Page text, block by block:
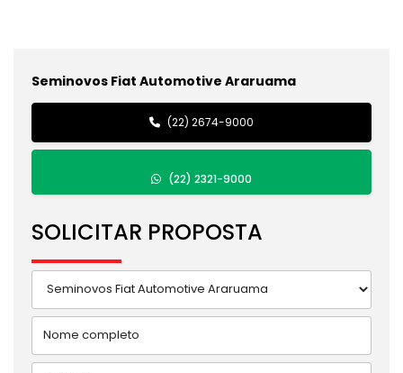
Seminovos Fiat Automotive Araruama
(22) 2674-9000
(22) 2321-9000
SOLICITAR PROPOSTA